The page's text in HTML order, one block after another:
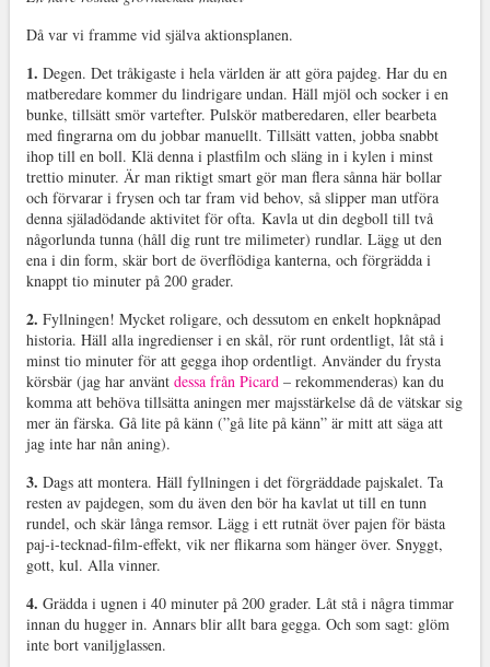
Då var vi framme vid själva aktionsplanen.
1. Degen. Det tråkigaste i hela världen är att göra pajdeg. Har du en
matberedare kommer du lindrigare undan. Häll mjöl och socker i en
bunke, tillsätt smör vartefter. Pulskör matberedaren, eller bearbeta
med fingrarna om du jobbar manuellt. Tillsätt vatten, jobba snabbt
ihop till en boll. Klä denna i plastfilm och släng in i kylen i minst
trettio minuter. Är man riktigt smart gör man flera sånna här bollar
och förvarar i frysen och tar fram vid behov, så slipper man utföra
denna själadödande aktivitet för ofta. Kavla ut din degboll till två
någorlunda tunna (håll dig runt tre milimeter) rundlar. Lägg ut den
ena i din form, skär bort de överflödiga kanterna, och förgrädda i
knappt tio minuter på 200 grader.
2. Fyllningen! Mycket roligare, och dessutom en enkelt hopknåpad
historia. Häll alla ingredienser i en skål, rör runt ordentligt, låt stå i
minst tio minuter för att gegga ihop ordentligt. Använder du frysta
körsbär (jag har använt dessa från Picard – rekommenderas) kan du
komma att behöva tillsätta aningen mer majsstärkelse då de vätskar sig
mer än färska. Gå lite på känn (”gå lite på känn” är mitt att säga att
jag inte har nån aning).
3. Dags att montera. Häll fyllningen i det förgräddade pajskalet. Ta
resten av pajdegen, som du även den bör ha kavlat ut till en tunn
rundel, och skär långa remsor. Lägg i ett rutnät över pajen för bästa
paj-i-tecknad-film-effekt, vik ner flikarna som hänger över. Snyggt,
gott, kul. Alla vinner.
4. Grädda i ugnen i 40 minuter på 200 grader. Låt stå i några timmar
innan du hugger in. Annars blir allt bara gegga. Och som sagt: glöm
inte bort vaniljglassen.